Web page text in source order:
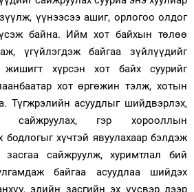
үүнээсээ ашиг, орлогоо олдог
байна. Ийм хот байхын төлөө
үгүйлэгдэж байгаа зүйлүүдийг
хүрсэн хот байх суурийг
хот өргөжин тэлж, хотын
Түгжрэлийн асуудлыг шийдвэрлэх,
сайжруулах, гэр хорооллын
хүчтэй явуулахаар бэлдэж
сайжруулж, хуримтлал бий
байгаа асуудлаа шийдэх
эдийн засгийн эх үүсвэр дээр